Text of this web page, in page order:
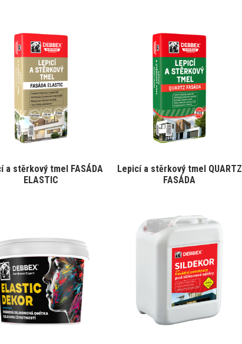
a stěrkový tmel FASÁDA
ELASTIC
Lepicí a stěrkový tmel QUARTZ
FASÁDA